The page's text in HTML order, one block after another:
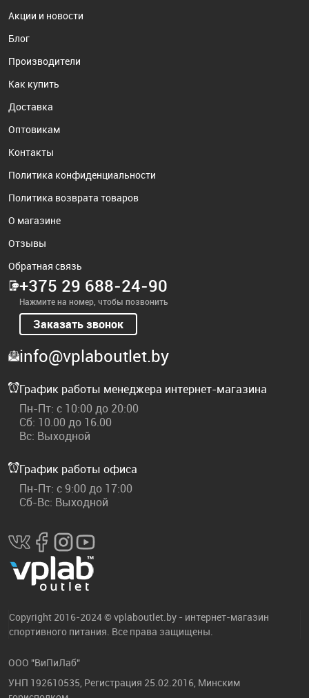
Акции и новости
Блог
Производители
Как купить
Доставка
Оптовикам
Контакты
Политика конфиденциальности
Политика возврата товаров
О магазине
Отзывы
Обратная связь
+375 29 688-24-90
Нажмите на номер, чтобы позвонить
Заказать звонок
info@vplaboutlet.by
График работы менеджера интернет-магазина
Пн-Пт: с 10:00 до 20:00
Сб: 10.00 до 16.00
Вс: Выходной
График работы офиса
Пн-Пт: с 9:00 до 17:00
Сб-Вс: Выходной
Copyright 2016-2024 © vplaboutlet.by - интернет-магазин
спортивного питания. Все права защищены.
ООО "ВиПиЛаб"
УНП 192610535, Регистрация 25.02.2016, Минским